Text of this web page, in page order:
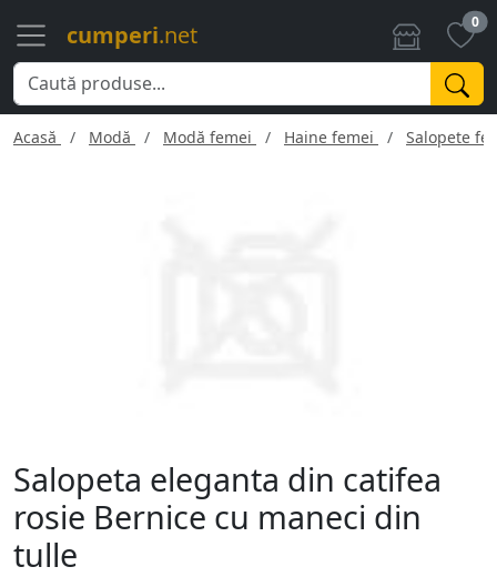
cumperi.net 0
Acasă Modă Modă femei Haine femei Salopete
Salopeta eleganta din catifea
rosie Bernice cu maneci din
tulle